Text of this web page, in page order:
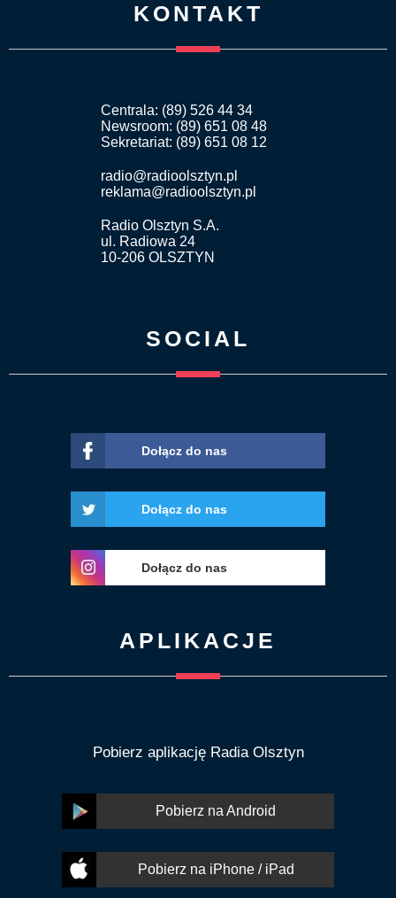
KONTAKT
Centrala: (89) 526 44 34
Newsroom: (89) 651 08 48
Sekretariat: (89) 651 08 12
radio@radioolsztyn.pl
reklama@radioolsztyn.pl
Radio Olsztyn S.A.
ul. Radiowa 24
10-206 OLSZTYN
SOCIAL
Dołącz do nas
Dołącz do nas
Dołącz do nas
APLIKACJE
Pobierz aplikację Radia Olsztyn
Pobierz na Android
Pobierz na iPhone / iPad